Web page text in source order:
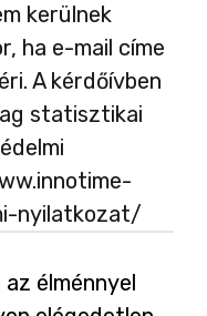
kerülnek
ha e-mail címe
A kérdőívben
statisztikai
nyilatkozat/
élménnyel